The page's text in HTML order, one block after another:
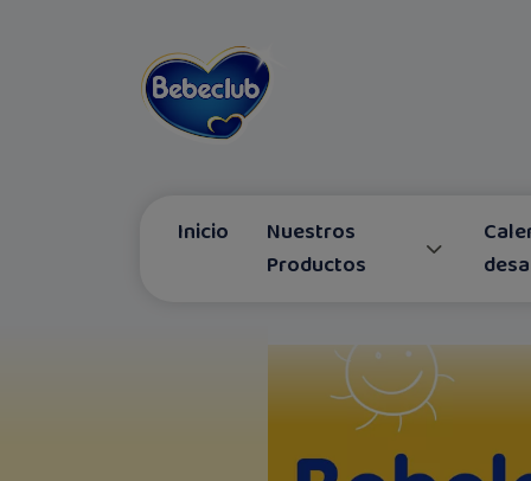
Inicio
Nuestros
Productos